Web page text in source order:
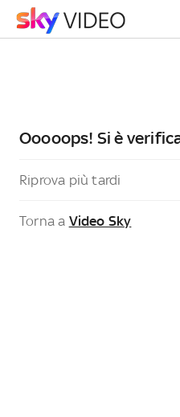
Ooooops! Si è
Riprova più tardi
Torna a Video Sky